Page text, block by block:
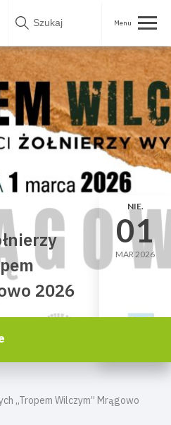
„Tropem Wilczym” Mrągowo
2026
NIE.
01
MAR 2026